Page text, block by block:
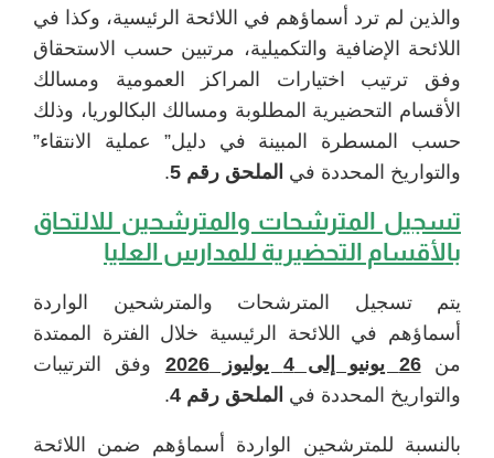
والذين لم ترد أسماؤهم في اللائحة الرئيسية، وكذا في
اللائحة الإضافية والتكميلية، مرتبين حسب الاستحقاق
وفق ترتيب اختيارات المراكز العمومية ومسالك
الأقسام التحضيرية المطلوبة ومسالك البكالوريا، وذلك
حسب المسطرة المبينة في دليل” عملية الانتقاء”
والتواريخ المحددة في الملحق رقم 5 .
تسجيل المترشحات والمترشحين للالتحاق
بالأقسام التحضيرية للمدارس العليا
يتم تسجيل المترشحات والمترشحين الواردة
أسماؤهم في اللائحة الرئيسية خلال الفترة الممتدة
من26 يونيو إلى 4 يوليوز 2026
وفق الترتيبات
والتواريخ المحددة في الملحق رقم 4 .
بالنسبة للمترشحين الواردة أسماؤهم ضمن اللائحة